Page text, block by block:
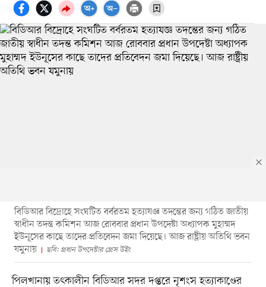
বিডিআর বিদ্রোহে সংঘটিত বর্বরতম হত্যাযজ্ঞ তদন্তের জন্য গঠিত জাতীয়
স্বাধীন তদন্ত কমিশন আজ রোববার প্রধান উপদেষ্টা অধ্যাপক মুহাম্মদ
ইউনূসের কাছে তাদের প্রতিবেদন জমা দিয়েছে। আজ রাষ্ট্রীয় অতিথি ভবন
যমুনায়
ছবি: প্রধান উপদেষ্টার প্রেস উইং
পিলখানায় তৎকালীন বিডিআর সদর দপ্তরে নৃশংস হত্যাকাণ্ডের